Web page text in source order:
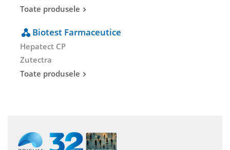
Toate produsele
Biotest Farmaceutice
Hepatect CP
Zutectra
Toate produsele